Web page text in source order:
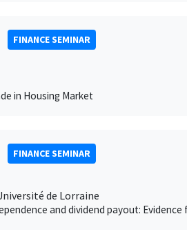
FINANCE SEMINAR
in Housing Market
FINANCE SEMINAR
de Lorraine
and dividend payout: Evidence